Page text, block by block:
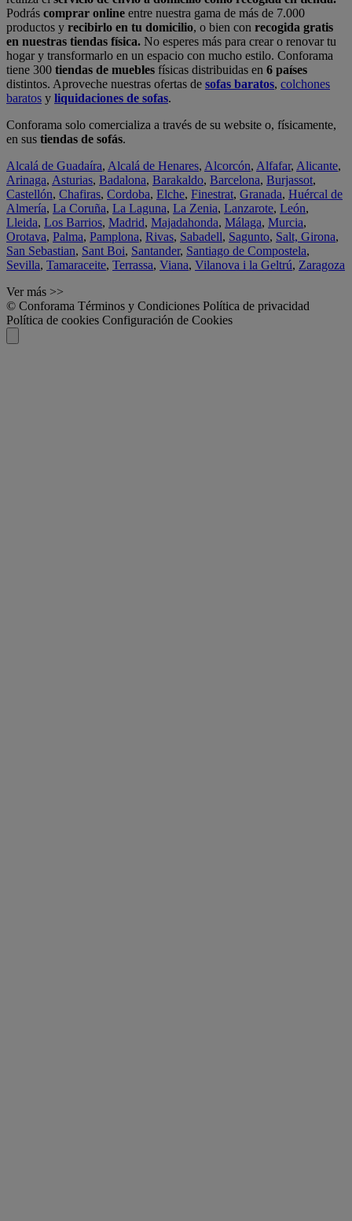
Podrás comprar online entre nuestra gama de más de 7.000
productos y recibirlo en tu domicilio, o bien con recogida gratis
en nuestras tiendas física. No esperes más para crear o renovar tu
hogar y transformarlo en un espacio con mucho estilo. Conforama
tiene 300 tiendas de muebles físicas distribuidas en 6 países
distintos. Aproveche nuestras ofertas de sofas baratos, colchones
baratos y liquidaciones de sofas.
Conforama solo comercializa a través de su website o, físicamente,
en sus tiendas de sofás.
Alcalá de Guadaíra, Alcalá de Henares, Alcorcón, Alfafar, Alicante,
Arinaga, Asturias, Badalona, Barakaldo, Barcelona, Burjassot,
Castellón, Chafiras, Cordoba, Elche, Finestrat, Granada, Huércal de
Almería, La Coruña, La Laguna, La Zenia, Lanzarote, León,
Lleida, Los Barrios, Madrid, Majadahonda, Málaga, Murcia,
Orotava, Palma, Pamplona, Rivas, Sabadell, Sagunto, Salt, Girona,
San Sebastian, Sant Boi, Santander, Santiago de Compostela,
Sevilla, Tamaraceite, Terrassa, Viana, Vilanova i la Geltrú, Zaragoza
Ver más >>
© Conforama Términos y Condiciones Política de privacidad
Política de cookies Configuración de Cookies